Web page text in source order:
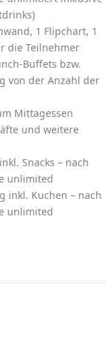
1 Flipchart, 1
die Teilnehmer
Buffets bzw.
von der Anzahl der
Mittagessen
und weitere
Snacks – nach
unlimited
inkl. Kuchen – nach
unlimited